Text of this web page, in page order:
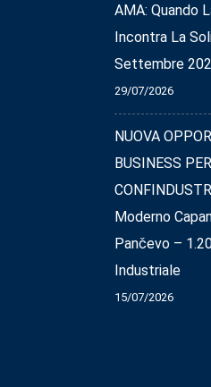
AMA: Quando
Incontra La
Settembre
29/07/2026
NUOVA
BUSINESS
Moderno
Pančevo –
Industriale
15/07/2026